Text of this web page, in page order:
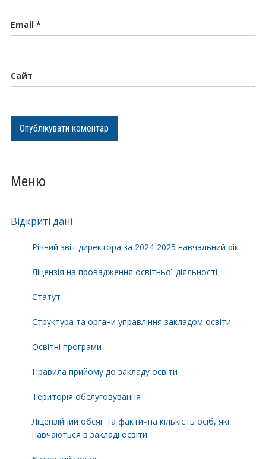
Меню
Відкриті дані
Річний звіт директора за 2024-2025 навчальний рік
Ліцензія на провадження освітньої діяльності
Статут
Структура та органи управління закладом освіти
Освiтнi програми
Правила прийому до закладу освіти
Територiя обслуговування
Ліцензійний обсяг та фактична кількість осіб, які
навчаються в закладі освіти
Email *
Сайт